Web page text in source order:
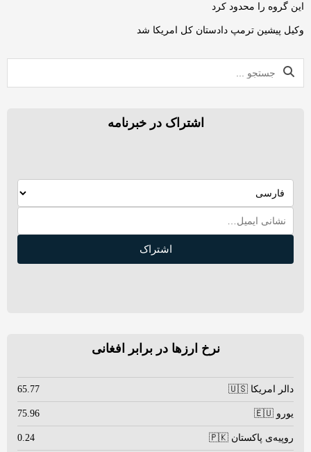
این گروه را محدود کرد
وکیل پیشین ترمپ دادستان کل امریکا شد
اشتراک در خبرنامه
اشتراک
نرخ ارزها در برابر افغانی
دالر امریکا 🇺🇸 65.77
یورو 🇪🇺 75.96
روپیه‌ی پاکستان 🇵🇰 0.24